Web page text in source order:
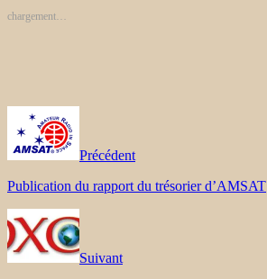
chargement…
Précédent
Publication du rapport du trésorier d’AMSAT
Suivant